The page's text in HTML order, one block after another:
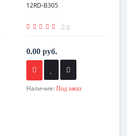
12RD-B305
0
0.00 руб.
Наличие: Под заказ